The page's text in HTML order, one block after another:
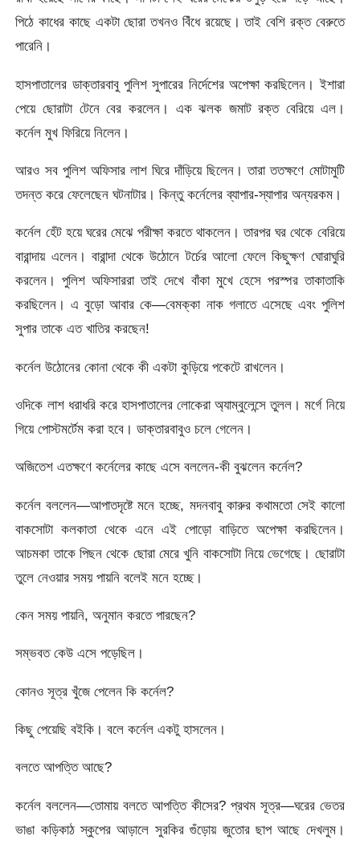
পিঠে কাধের কাছে একটা ছোরা তখনও বিঁধে রয়েছে। তাই বেশি রক্ত বেরুতে
পারেনি।
হাসপাতালের ডাক্তারবাবু পুলিশ সুপারের নির্দেশের অপেক্ষা করছিলেন। ইশারা
পেয়ে ছোরাটা টেনে বের করলেন। এক ঝলক জমাট রক্ত বেরিয়ে এল।
কর্নেল মুখ ফিরিয়ে নিলেন।
আরও সব পুলিশ অফিসার লাশ ঘিরে দাঁড়িয়ে ছিলেন। তারা ততক্ষণে মোটামুটি
তদন্ত করে ফেলেছেন ঘটনাটার। কিন্তু কর্নেলের ব্যাপার-স্যাপার অন্যরকম।
কর্নেল হেঁট হয়ে ঘরের মেঝে পরীক্ষা করতে থাকলেন। তারপর ঘর থেকে বেরিয়ে
বারান্দায় এলেন। বারান্দা থেকে উঠোনে টর্চের আলো ফেলে কিছুক্ষণ ঘোরাঘুরি
করলেন। পুলিশ অফিসাররা তাই দেখে বাঁকা মুখে হেসে পরস্পর তাকাতাকি
করছিলেন। এ বুড়ো আবার কে—বেমক্কা নাক গলাতে এসেছে এবং পুলিশ
সুপার তাকে এত খাতির করছেন!
কর্নেল উঠোনের কোনা থেকে কী একটা কুড়িয়ে পকেটে রাখলেন।
ওদিকে লাশ ধরাধরি করে হাসপাতালের লোকেরা অ্যাম্বুলেন্সে তুলল। মর্গে নিয়ে
গিয়ে পোস্টমর্টেম করা হবে। ডাক্তারবাবুও চলে গেলেন।
অজিতেশ এতক্ষণে কর্নেলের কাছে এসে বললেন-কী বুঝলেন কর্নেল?
কর্নেল বললেন—আপাতদৃষ্টে মনে হচ্ছে, মদনবাবু কারুর কথামতো সেই কালো
বাকসোটা কলকাতা থেকে এনে এই পোড়ো বাড়িতে অপেক্ষা করছিলেন।
আচমকা তাকে পিছন থেকে ছোরা মেরে খুনি বাকসোটা নিয়ে ভেগেছে। ছোরাটা
তুলে নেওয়ার সময় পায়নি বলেই মনে হচ্ছে।
কেন সময় পায়নি, অনুমান করতে পারছেন?
সম্ভবত কেউ এসে পড়েছিল।
কোনও সূত্র খুঁজে পেলেন কি কর্নেল?
কিছু পেয়েছি বইকি। বলে কর্নেল একটু হাসলেন।
বলতে আপত্তি আছে?
কর্নেল বললেন—তোমায় বলতে আপত্তি কীসের? প্রথম সূত্র—ঘরের ভেতর
ভাঙা কড়িকাঠ স্কুপের আড়ালে সুরকির গুঁড়োয় জুতোর ছাপ আছে দেখলুম।